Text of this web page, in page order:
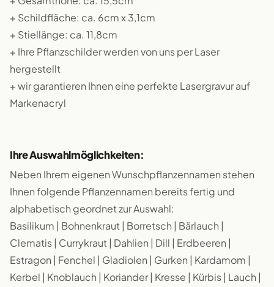
+ Schildfläche: ca. 6cm x 3,1cm
+ Stiellänge: ca. 11,8cm
+ Ihre Pflanzschilder werden von uns per Laser
hergestellt
+ wir garantieren Ihnen eine perfekte Lasergravur auf
Markenacryl
Ihre Auswahlmöglichkeiten:
Neben Ihrem eigenen Wunschpflanzennamen stehen
Ihnen folgende Pflanzennamen bereits fertig und
alphabetisch geordnet zur Auswahl:
Basilikum | Bohnenkraut | Borretsch | Bärlauch |
Clematis | Currykraut | Dahlien | Dill | Erdbeeren |
Estragon | Fenchel | Gladiolen | Gurken | Kardamom |
Kerbel | Knoblauch | Koriander | Kresse | Kürbis | Lauch |